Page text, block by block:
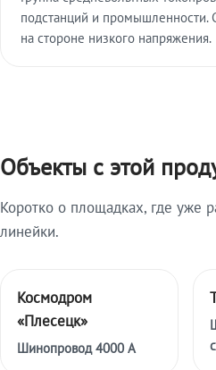
подстанций и
на стороне низкого напряжения.
Объекты с этой
Коротко о площадках, где уже
линейки.
Космодром
«Плесецк»
Шинопровод 4000 А